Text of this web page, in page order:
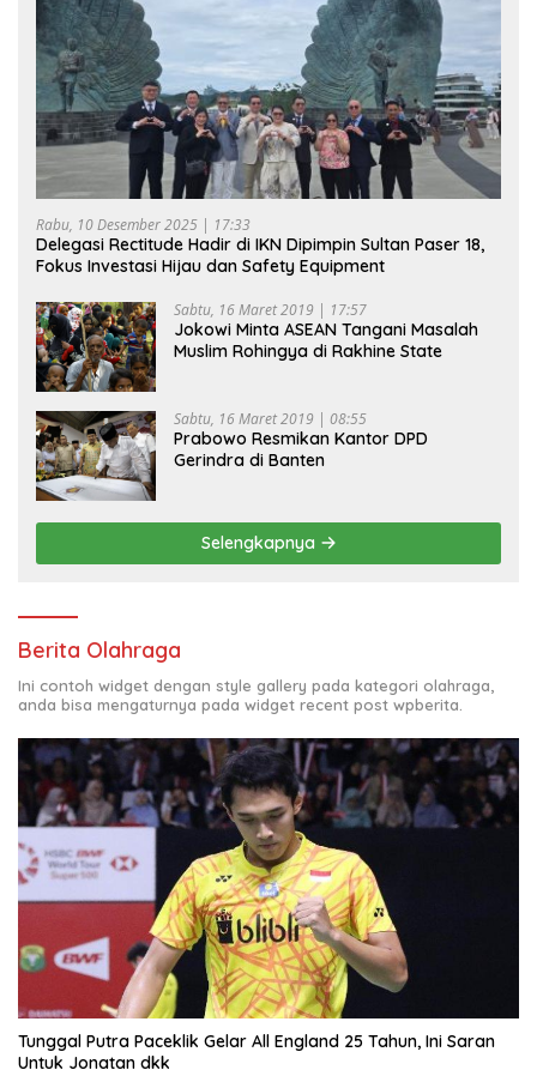
Rabu, 10 Desember 2025 | 17:33
Delegasi Rectitude Hadir di IKN Dipimpin Sultan Paser 18,
Fokus Investasi Hijau dan Safety Equipment
Sabtu, 16 Maret 2019 | 17:57
Jokowi Minta ASEAN Tangani Masalah
Muslim Rohingya di Rakhine State
Sabtu, 16 Maret 2019 | 08:55
Prabowo Resmikan Kantor DPD
Gerindra di Banten
Selengkapnya
Berita Olahraga
Ini contoh widget dengan style gallery pada kategori olahraga,
anda bisa mengaturnya pada widget recent post wpberita.
Tunggal Putra Paceklik Gelar All England 25 Tahun, Ini Saran
Untuk Jonatan dkk